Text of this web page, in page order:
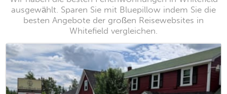
ausgewählt. Sparen Sie mit Bluepillow indem Sie die
besten Angebote der großen Reisewebsites in
Whitefield vergleichen.